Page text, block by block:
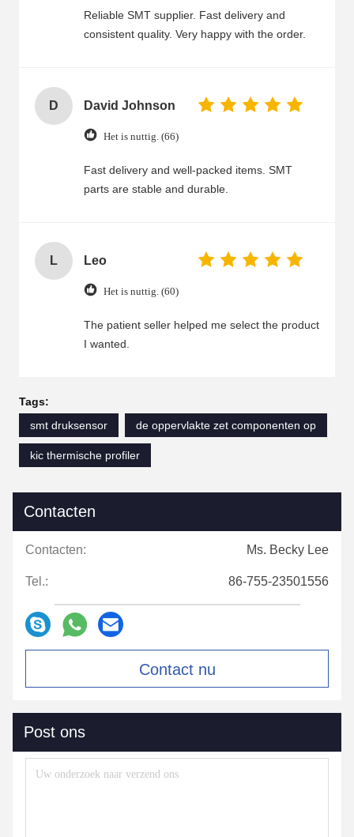
Reliable SMT supplier. Fast delivery and
consistent quality. Very happy with the order.
D David Johnson
Het is nuttig. (66)
Fast delivery and well-packed items. SMT
parts are stable and durable.
L Leo
Het is nuttig. (60)
The patient seller helped me select the product
I wanted.
Tags:
smt druksensor
de oppervlakte zet componenten op
kic thermische profiler
Contacten
Contacten: Ms. Becky Lee
Tel.: 86-755-23501556
Contact nu
Post ons